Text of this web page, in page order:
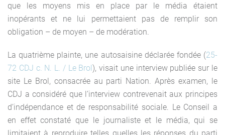
que les moyens mis en place par le média étaient
inopérants et ne lui permettaient pas de remplir son
obligation – de moyen – de modération.
La quatrième plainte, une autosaisine déclarée fondée (25-
72 CDJ c. N. L. / Le Brol), visait une interview publiée sur le
site Le Brol, consacrée au parti Nation. Après examen, le
CDJ a considéré que l’interview contrevenait aux principes
d’indépendance et de responsabilité sociale. Le Conseil a
en effet constaté que le journaliste et le média, qui se
limitaient à reproduire telles quelles les réponses du parti